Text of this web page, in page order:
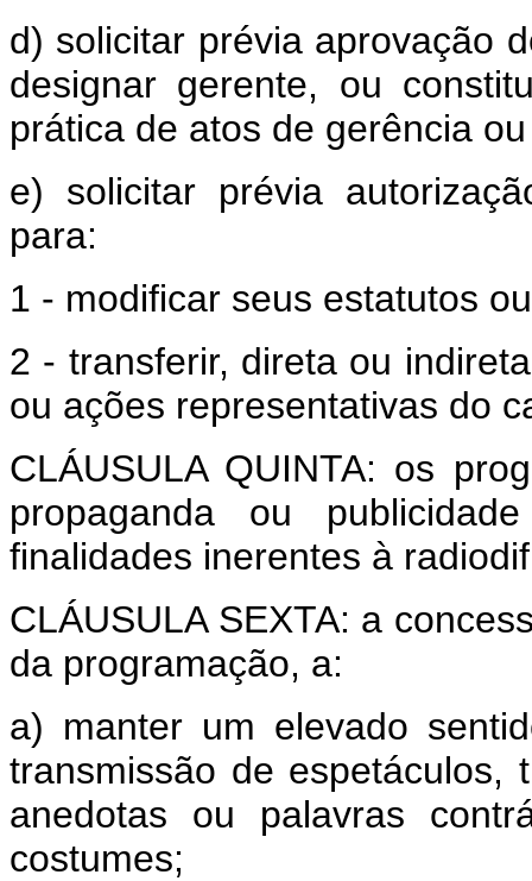
d) solicitar prévia aprovação
designar gerente, ou
prática de atos de gerência
e) solicitar prévia
para:
1 - modificar seus estatutos
2 - transferir, direta ou
ou ações representativas do
CLÁUSULA QUINTA: os
propaganda ou
finalidades inerentes à
CLÁUSULA SEXTA: a
da programação, a:
a) manter um elevado
transmissão de espetáculos,
anedotas ou palavras
costumes;